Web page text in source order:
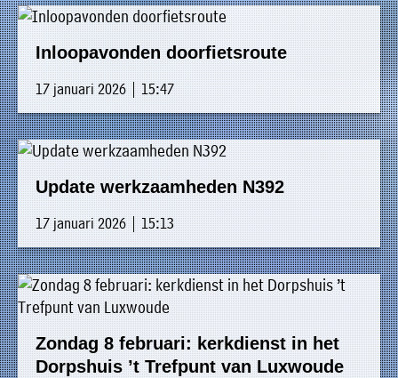
Inloopavonden doorfietsroute
17 januari 2026 | 15:47
Update werkzaamheden N392
17 januari 2026 | 15:13
Zondag 8 februari: kerkdienst in het
Dorpshuis ’t Trefpunt van Luxwoude